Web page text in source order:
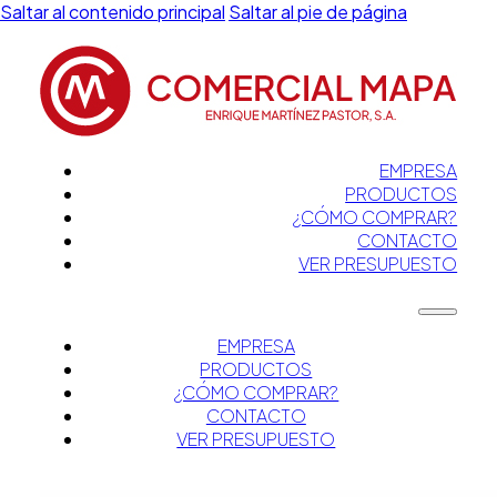
Saltar al contenido principal Saltar al pie de página
EMPRESA
PRODUCTOS
¿CÓMO COMPRAR?
CONTACTO
VER PRESUPUESTO
EMPRESA
PRODUCTOS
¿CÓMO COMPRAR?
CONTACTO
VER PRESUPUESTO